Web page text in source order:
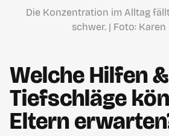
Die Konzentration im Alltag
schwer. | Foto: Karen
Welche Hilfen &
Tiefschläge
Eltern